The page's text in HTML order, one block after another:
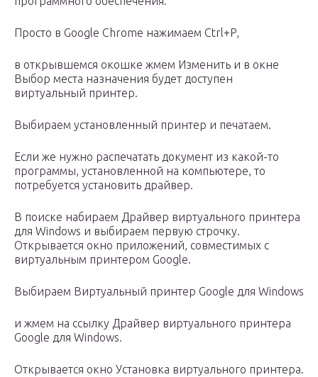
Просто в Google Chrome нажимаем Ctrl+P,
в открывшемся окошке жмем Изменить и в окне
Выбор места назначения будет доступен
виртуальный принтер.
Выбираем установленный принтер и печатаем.
Если же нужно распечатать документ из какой-то
программы, установленной на компьютере, то
потребуется установить драйвер.
В поиске набираем Драйвер виртуального принтера
для Windows и выбираем первую строчку.
Открывается окно приложений, совместимых с
виртуальным принтером Google.
Выбираем Виртуальный принтер Google для Windows
и жмем на ссылку Драйвер виртуального принтера
Google для Windows.
Открывается окно Установка виртуального принтера.